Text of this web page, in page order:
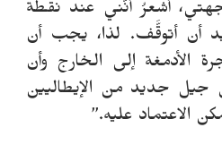
أشعرُ أنَّني عند نقطة
أريد أن أتوقَّف. لذا، يجب أن
الأدمغة إلى الخارج وأن
جيل جديد من الإيطاليين
الاعتماد عليه.”